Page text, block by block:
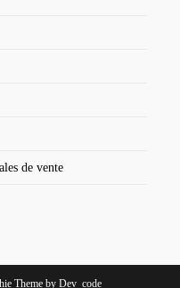
de vente
Theme by Dev_code